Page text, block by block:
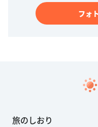
フォ
旅のしおり